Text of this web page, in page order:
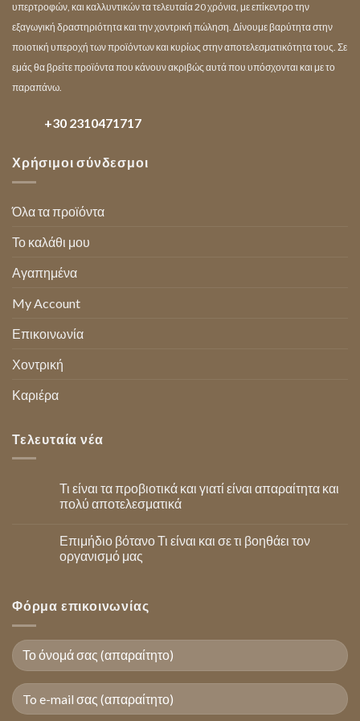
υπερτροφών, και καλλυντικών τα τελευταία 20 χρόνια, με επίκεντρο την
εξαγωγική δραστηριότητα και την χοντρική πώληση. Δίνουμε βαρύτητα στην
ποιοτική υπεροχή των προϊόντων και κυρίως στην αποτελεσματικότητα τους. Σε
εμάς θα βρείτε προϊόντα που κάνουν ακριβώς αυτά που υπόσχονται και με το
παραπάνω.
+30 2310471717
Χρήσιμοι σύνδεσμοι
Όλα τα προϊόντα
Το καλάθι μου
Αγαπημένα
My Account
Επικοινωνία
Χοντρική
Καριέρα
Τελευταία νέα
Τι είναι τα προβιοτικά και γιατί είναι απαραίτητα και
πολύ αποτελεσματικά
Επιμήδιο βότανο Τι είναι και σε τι βοηθάει τον
οργανισμό μας
Φόρμα επικοινωνίας